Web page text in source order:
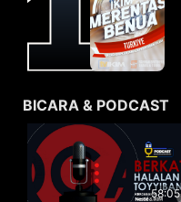
BICARA & PODCAST
58:05